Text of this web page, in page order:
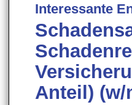
Interessante
Anteil) (w/